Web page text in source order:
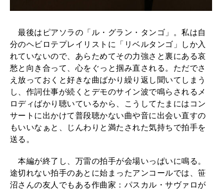
最後はピアソラの「ル・グラン・タンゴ」。私は自
分のヘビロテプレイリストに「リベルタンゴ」しか入
れていないので、あらためてその力強さと裏にある哀
愁と向き合って、心をぐっと掴み直される。ただでさ
え放っておくと好きな曲ばかり繰り返し聞いてしまう
し、作詞仕事が続くとデモのサイン波で鳴らされるメ
ロディばかり聴いているから、こうしてたまにはコン
サートに出かけて普段聴かない曲や音に出会い直すの
もいいなぁと、じんわりと満たされた気持ちで拍手を
送る。
本編が終了し、万雷の拍手が会場いっぱいに鳴る。
途切れない拍手のあとに始まったアンコールでは、笹
沼さんの友人でもある作曲家：パスカル・サヴァロが